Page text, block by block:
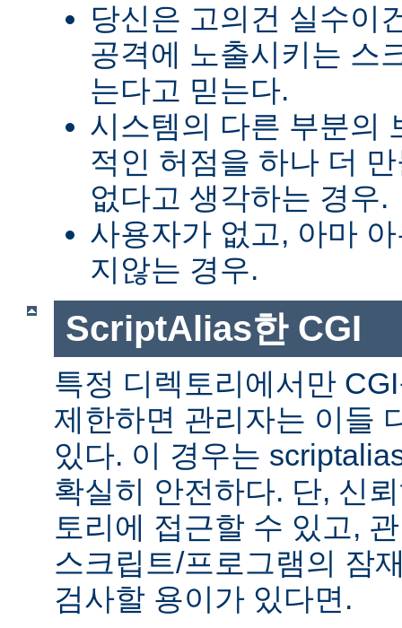
당신은 고의건 실수이
공격에 노출시키는 스
는다고 믿는다.
시스템의 다른 부분의
적인 허점을 하나 더
없다고 생각하는 경우.
사용자가 없고, 아마
지않는 경우.
ScriptAlias한 CGI
특정 디렉토리에서만
제한하면 관리자는 이들
있다. 이 경우는
확실히 안전하다. 단, 신
토리에 접근할 수 있고,
스크립트/프로그램의 잠
검사할 용이가 있다면.